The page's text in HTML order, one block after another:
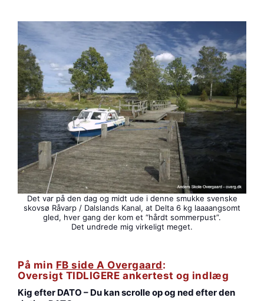
Det var på den dag og midt ude i denne smukke svenske
skovsø Råvarp / Dalslands Kanal, at Delta 6 kg laaaangsomt
gled, hver gang der kom et “hårdt sommerpust”.
Det undrede mig virkeligt meget.
På min FB side A Overgaard:
Oversigt TIDLIGERE ankertest og indlæg
Kig efter DATO – Du kan scrolle op og ned efter den